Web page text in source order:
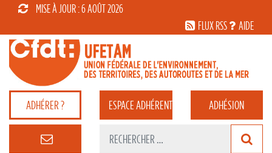
MISE À JOUR : 6 AOÛT 2026
FLUX RSS
AIDE
ADHÉRER ? ESPACEADHÉRENT ADHÉSION